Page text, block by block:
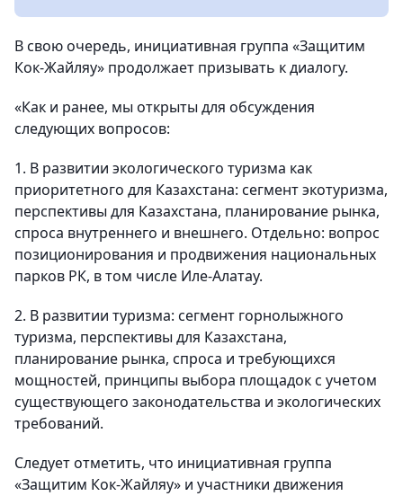
В свою очередь, инициативная группа «Защитим
Кок-Жайляу» продолжает призывать к диалогу.
«Как и ранее, мы открыты для обсуждения
следующих вопросов:
1. В развитии экологического туризма как
приоритетного для Казахстана: сегмент экотуризма,
перспективы для Казахстана, планирование рынка,
спроса внутреннего и внешнего. Отдельно: вопрос
позиционирования и продвижения национальных
парков РК, в том числе Иле-Алатау.
2. В развитии туризма: сегмент горнолыжного
туризма, перспективы для Казахстана,
планирование рынка, спроса и требующихся
мощностей, принципы выбора площадок с учетом
существующего законодательства и экологических
требований.
Следует отметить, что инициативная группа
«Защитим Кок-Жайляу» и участники движения